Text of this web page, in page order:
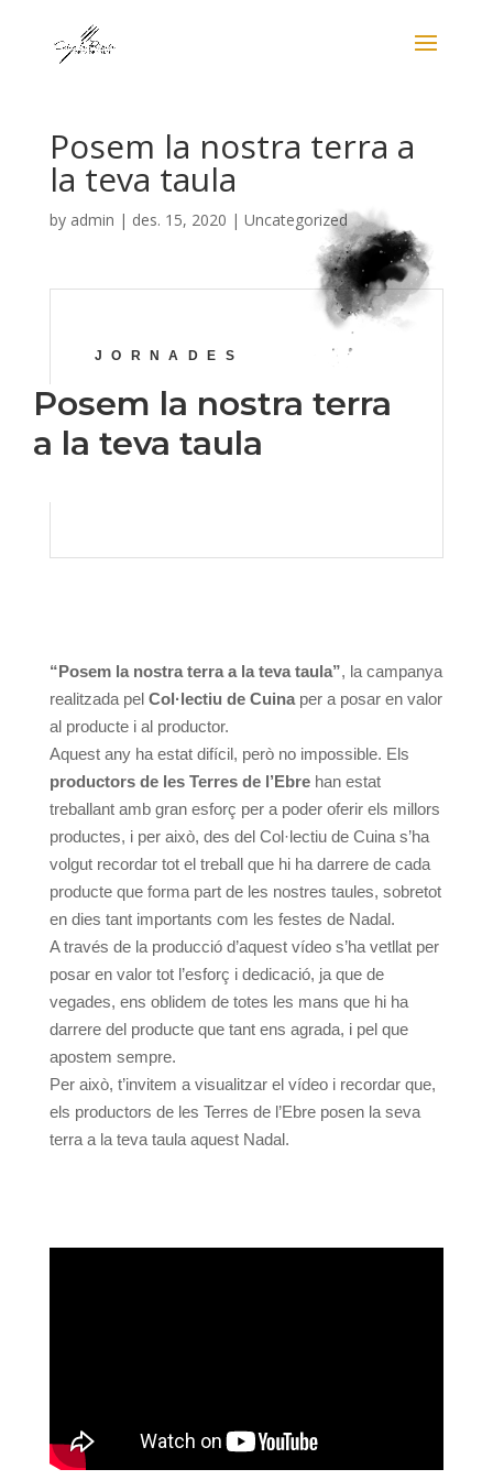
Posem la nostra terra a
la teva taula
by admin | des. 15, 2020 | Uncategorized
JORNADES
Posem la nostra terra
a la teva taula
“Posem la nostra terra a la teva taula”, la campanya
realitzada pel Col·lectiu de Cuinaper a posar en valor
al producte i al productor.
Aquest any ha estat difícil, però no impossible. Els
productors de les Terres de l’Ebrehan estat
treballant amb gran esforç per a poder oferir els millors
productes, i per això, des del Col·lectiu de Cuina s’ha
volgut recordar tot el treball que hi ha darrere de cada
producte que forma part de les nostres taules, sobretot
en dies tant importants com les festes de Nadal.
A través de la producció d’aquest vídeo s’ha vetllat per
posar en valor tot l’esforç i dedicació, ja que de
vegades, ens oblidem de totes les mans que hi ha
darrere del producte que tant ens agrada, i pel que
apostem sempre.
Per això, t’invitem a visualitzar el vídeo i recordar que,
els productors de les Terres de l’Ebre posen la seva
terra a la teva taula aquest Nadal.